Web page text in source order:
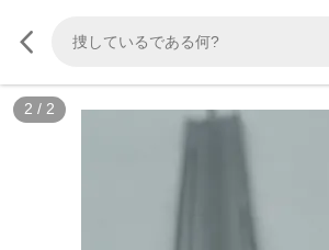
2 / 2